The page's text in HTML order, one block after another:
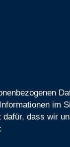
im
dass wir